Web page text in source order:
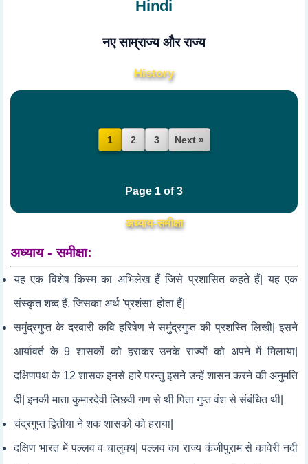
Hindi
नए साम्राज्य और राज्य
History
1 2 3 Next »
Page 1 of 3
अध्याय-समीक्षा
अध्याय - समीक्षा:
यह एक विशेष किस्म का अभिलेख हैं जिसे प्रशासित कहते हैं| यह एक
संस्कृत शब्द हैं, जिसका अर्थ 'प्रशंसा' होता हैं|
समुंद्रगुप्त के दरबारी कवि हरिषेण ने समुंद्रगुप्त की प्रशस्ति लिखी| इसने
आर्यावर्त के 9 शासकों को हराकर उनके राज्यों को अपने में मिलाया|
दक्षिणपथ के 12 शासक इनसे हारे परन्तु इसने उन्हें शासन करने की अनुमति
दी| इनकी माता कुमारदेवी लिछवी गण से थी पिता गुप्त वंश से संबंधित थी|
चंद्रगुप्त द्वितीया ने शक शासकों को हराया|
दक्षिण भारत में पल्लव व चालुक्य| पल्लव का राज्य कंजीपुराम से कावेरी नदी